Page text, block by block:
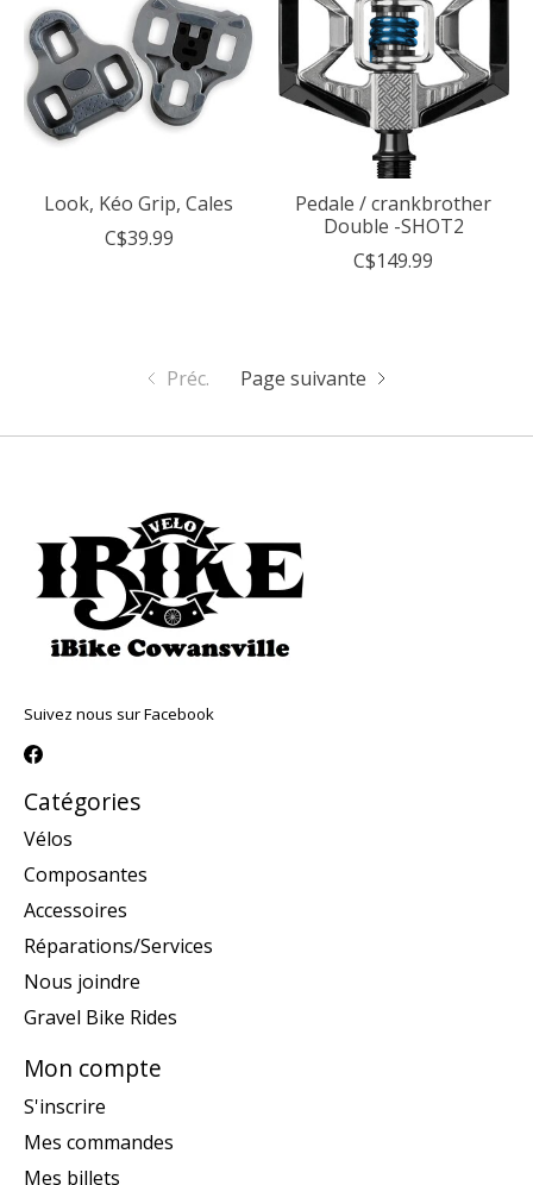
Look, Kéo Grip, Cales
C$39.99
Pedale / crankbrother
Double -SHOT2
C$149.99
Préc. Page suivante
Suivez nous sur Facebook
Catégories
Vélos
Composantes
Accessoires
Réparations/Services
Nous joindre
Gravel Bike Rides
Mon compte
S'inscrire
Mes commandes
Mes billets